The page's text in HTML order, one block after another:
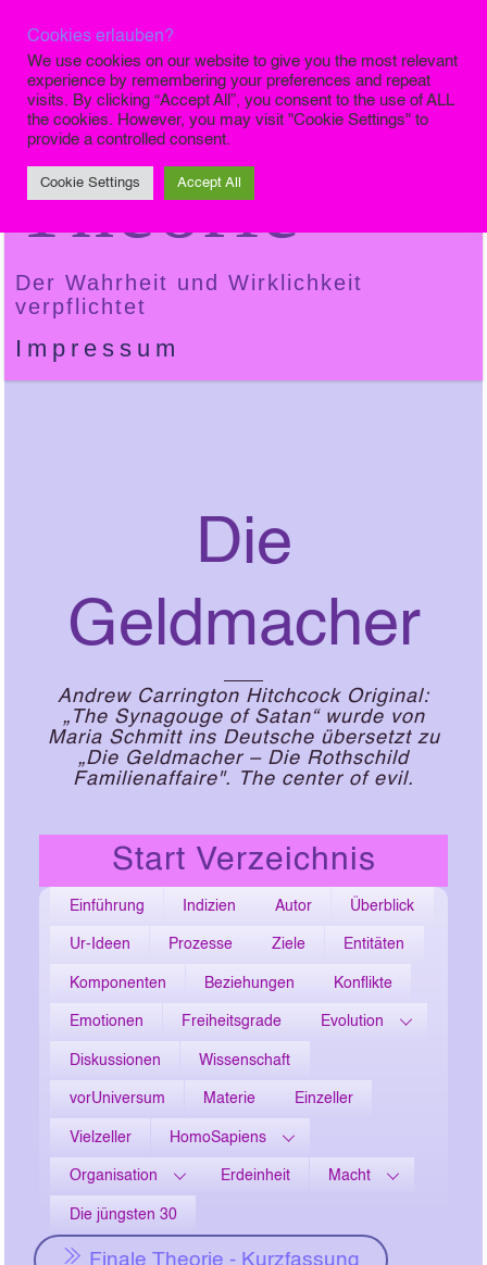
Die Finale
Theorie
Der Wahrheit und Wirklichkeit
verpflichtet
Impressum
Die
Geldmacher
Andrew Carrington Hitchcock Original:
„The Synagouge of Satan“ wurde von
Maria Schmitt ins Deutsche übersetzt zu
„Die Geldmacher – Die Rothschild
Familienaffaire". The center of evil.
Start Verzeichnis
Einführung Indizien Autor Überblick
Ur-Ideen Prozesse Ziele Entitäten
Komponenten Beziehungen Konflikte
Emotionen Freiheitsgrade Evolution
Diskussionen Wissenschaft
vorUniversum Materie Einzeller
Vielzeller HomoSapiens
Organisation Erdeinheit Macht
Die jüngsten 30
Finale Theorie - Kurzfassung
Cookies erlauben?
We use cookies on our website to give you the most relevant
experience by remembering your preferences and repeat
visits. By clicking “Accept All”, you consent to the use of ALL
the cookies. However, you may visit "Cookie Settings" to
provide a controlled consent.
Cookie Settings Accept All